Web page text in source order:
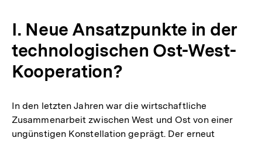
I. Neue Ansatzpunkte in der
technologischen Ost-West-
Kooperation?
In den letzten Jahren war die wirtschaftliche
Zusammenarbeit zwischen West und Ost von einer
ungünstigen Konstellation geprägt. Der erneut